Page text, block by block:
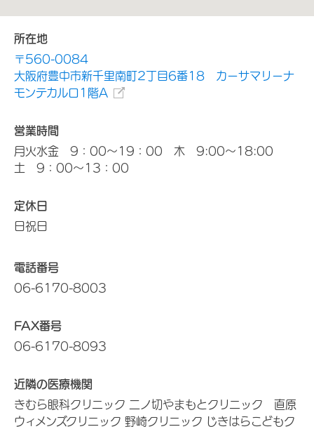
所在地
〒560-0084
大阪府豊中市新千里南町2丁目6番18 カーサマリーナ
モンテカルロ1階A
営業時間
月火水金 9：00～19：00 木 9:00～18:00
土 9：00～13：00
定休日
日祝日
電話番号
06-6170-8003
FAX番号
06-6170-8093
近隣の医療機関
きむら眼科クリニック 二ノ切やまもとクリニック 直原
ウィメンズクリニック 野崎クリニック じきはらこどもク